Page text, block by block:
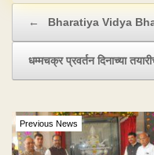
← Bharatiya Vidya
धम्मचक्र प्रवर्तन दिनाच्या
Previous News